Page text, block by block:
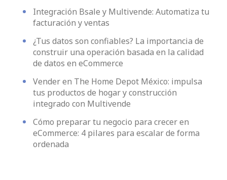
Integración Bsale y Multivende: Automatiza tu
facturación y ventas
¿Tus datos son confiables? La importancia de
construir una operación basada en la calidad
de datos en eCommerce
Vender en The Home Depot México: impulsa
tus productos de hogar y construcción
integrado con Multivende
Cómo preparar tu negocio para crecer en
eCommerce: 4 pilares para escalar de forma
ordenada